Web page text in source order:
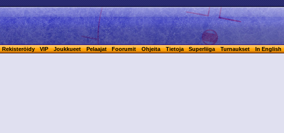
Rekisteröidy VIP Joukkueet Pelaajat Foorumit Ohjeita Tietoja Superliiga Turnaukset In English